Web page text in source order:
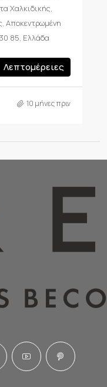
Χαλκιδικής,
Αποκεντρωμένη
85, Ελλάδα
Λεπτομέρειες
10 μήνες πριν